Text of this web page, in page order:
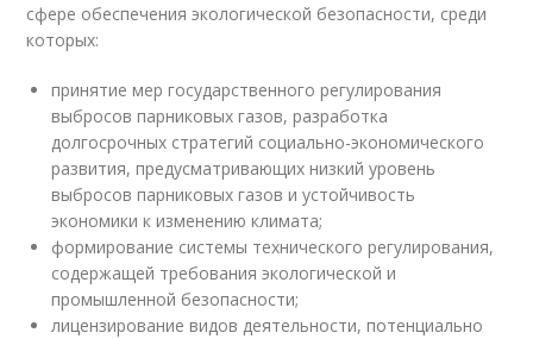
сфере обеспечения экологической безопасности, среди
которых:
принятие мер государственного регулирования
выбросов парниковых газов, разработка
долгосрочных стратегий социально-экономического
развития, предусматривающих низкий уровень
выбросов парниковых газов и устойчивость
экономики к изменению климата;
формирование системы технического регулирования,
содержащей требования экологической и
промышленной безопасности;
лицензирование видов деятельности, потенциально